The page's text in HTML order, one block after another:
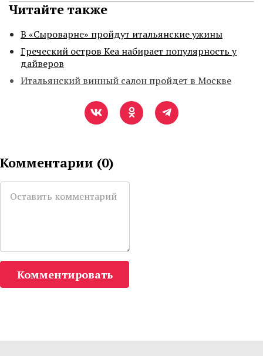
Читайте также
В «Сыроварне» пройдут итальянские ужины
Греческий остров Кеа набирает популярность у
дайверов
Итальянский винный салон пройдет в Москве
Комментарии (0)
Комментировать